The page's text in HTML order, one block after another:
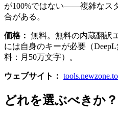
が100%ではない——複雑なス
合がある。
価格： 無料。無料の内蔵翻訳
には自身のキーが必要（
料：月50万文字）。
ウェブサイト：
どれを選ぶべきか？